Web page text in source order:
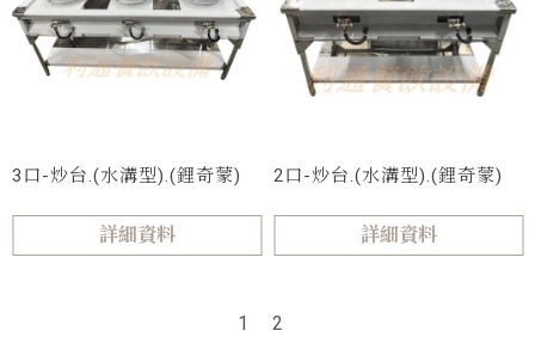
3口-炒台.(水溝型).(鋰奇蒙)
詳細資料
2口-炒台.(水溝型).(鋰奇蒙)
詳細資料
1 2